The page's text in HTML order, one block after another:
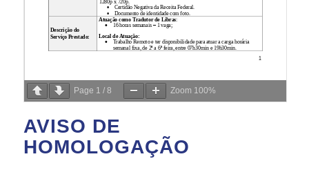
Page 1 / 8 Zoom 100%
AVISO DE
HOMOLOGAÇÃO